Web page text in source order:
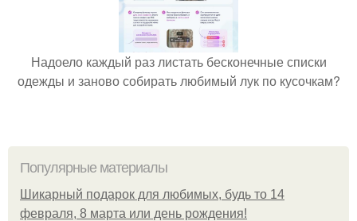
Надоело каждый раз листать бесконечные списки
одежды и заново собирать любимый лук по кусочкам?
Популярные материалы
Шикарный подарок для любимых, будь то 14
февраля, 8 марта или день рождения!